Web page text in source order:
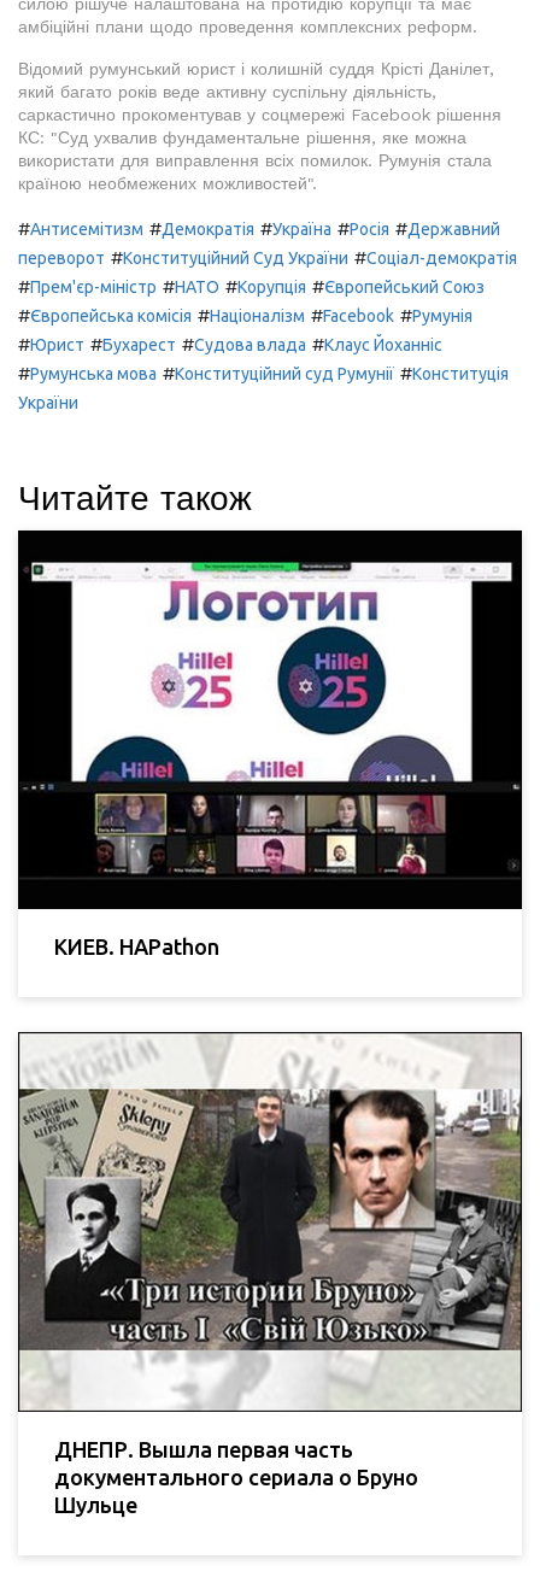
амбіційні плани щодо проведення комплексних реформ.
Відомий румунський юрист і колишній суддя Крісті Данілет,
який багато років веде активну суспільну діяльність,
саркастично прокоментував у соцмережі Facebook рішення
КС: "Суд ухвалив фундаментальне рішення, яке можна
використати для виправлення всіх помилок. Румунія стала
країною необмежених можливостей".
#Антисемітизм #Демократія #Україна #Росія #Державний
переворот #Конституційний Суд України #Соціал-демократія
#Прем'єр-міністр #НАТО #Корупція #Європейський Союз
#Європейська комісія #Націоналізм #Facebook #Румунія
#Юрист #Бухарест #Судова влада #Клаус Йоханніс
#Румунська мова #Конституційний суд Румунії #Конституція
України
Читайте також
КИЕВ. HAPathon
ДНЕПР. Вышла первая часть
документального сериала о Бруно
Шульце